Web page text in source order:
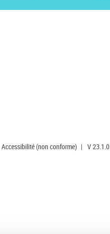
Accessibilité (non conforme) | V 23.1.0